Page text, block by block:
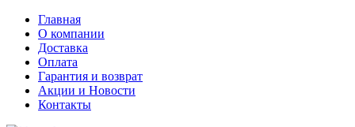
Главная
О компании
Доставка
Оплата
Гарантия и возврат
Акции и Новости
Контакты